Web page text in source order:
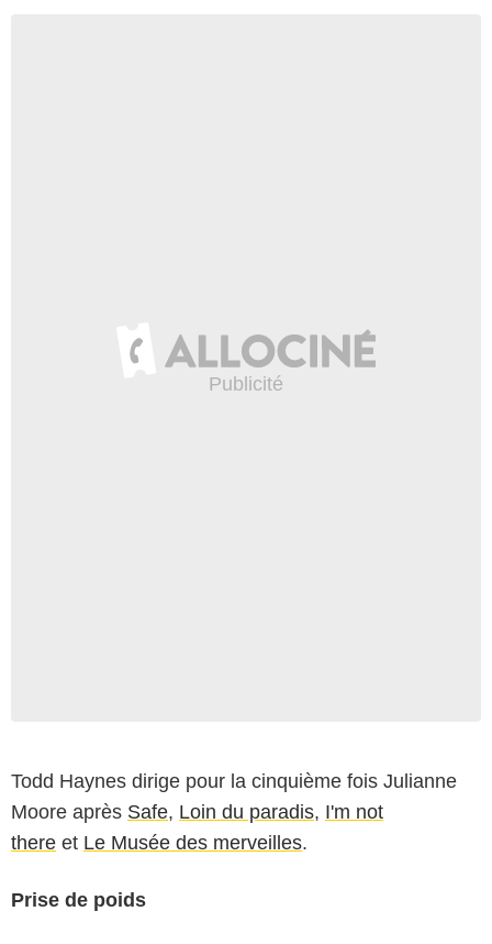
Todd Haynes dirige pour la cinquième fois Julianne
Moore après Safe, Loin du paradis, I'm not
there et Le Musée des merveilles.
Prise de poids